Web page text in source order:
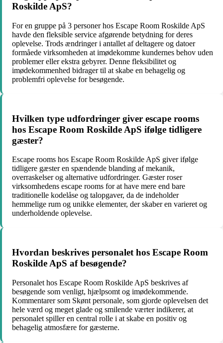
Roskilde ApS?
For en gruppe på 3 personer hos Escape Room Roskilde ApS
havde den fleksible service afgørende betydning for deres
oplevelse. Trods ændringer i antallet af deltagere og datoer
formåede virksomheden at imødekomme kundernes behov uden
problemer eller ekstra gebyrer. Denne fleksibilitet og
imødekommenhed bidrager til at skabe en behagelig og
problemfri oplevelse for besøgende.
Hvilken type udfordringer giver escape rooms
hos Escape Room Roskilde ApS ifølge tidligere
gæster?
Escape rooms hos Escape Room Roskilde ApS giver ifølge
tidligere gæster en spændende blanding af mekanik,
overraskelser og alternative udfordringer. Gæster roser
virksomhedens escape rooms for at have mere end bare
traditionelle kodelåse og talopgaver, da de indeholder
hemmelige rum og unikke elementer, der skaber en varieret og
underholdende oplevelse.
Hvordan beskrives personalet hos Escape Room
Roskilde ApS af besøgende?
Personalet hos Escape Room Roskilde ApS beskrives af
besøgende som venligt, hjælpsomt og imødekommende.
Kommentarer som Skønt personale, som gjorde oplevelsen det
hele værd og meget glade og smilende værter indikerer, at
personalet spiller en central rolle i at skabe en positiv og
behagelig atmosfære for gæsterne.